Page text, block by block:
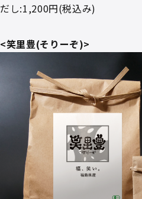
だし:1,200円(税込み)
<笑里豊(そりーぞ)>